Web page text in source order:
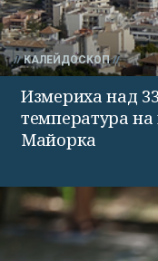
КАЛЕЙДОСКОП
Измериха над
температура
Майорка